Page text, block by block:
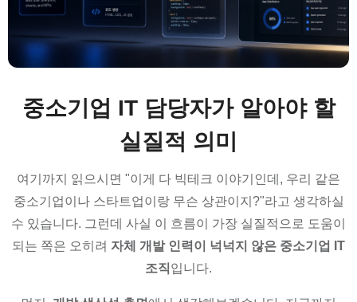
중소기업 IT 담당자가 알아야 할
실질적 의미
여기까지 읽으시면 "이게 다 빅테크 이야기인데, 우리 같은
중소기업이나 스타트업이랑 무슨 상관이지?"라고 생각하실
수 있습니다. 그런데 사실 이 흐름이 가장 실질적으로 도움이
되는 쪽은 오히려 자체 개발 인력이 넉넉지 않은 중소기업 IT
조직입니다.